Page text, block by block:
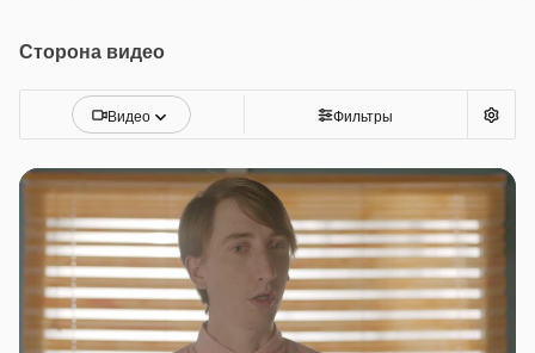
Сторона видео
Видео Фильтры